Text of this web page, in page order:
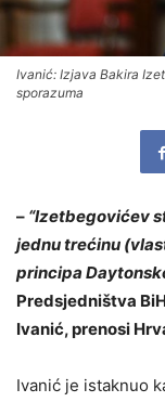
Ivanić: Izjava Bakira
sporazuma
– “Izetbegovićev
jednu trećinu
principa
Predsjedništva
Ivanić, prenosi
Ivanić je istaknuo